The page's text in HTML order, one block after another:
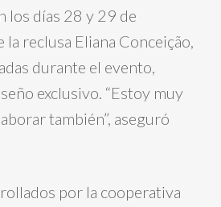
los días 28 y 29 de
la reclusa Eliana Conceição,
durante el evento,
exclusivo. “Estoy muy
también”, aseguró
por la cooperativa